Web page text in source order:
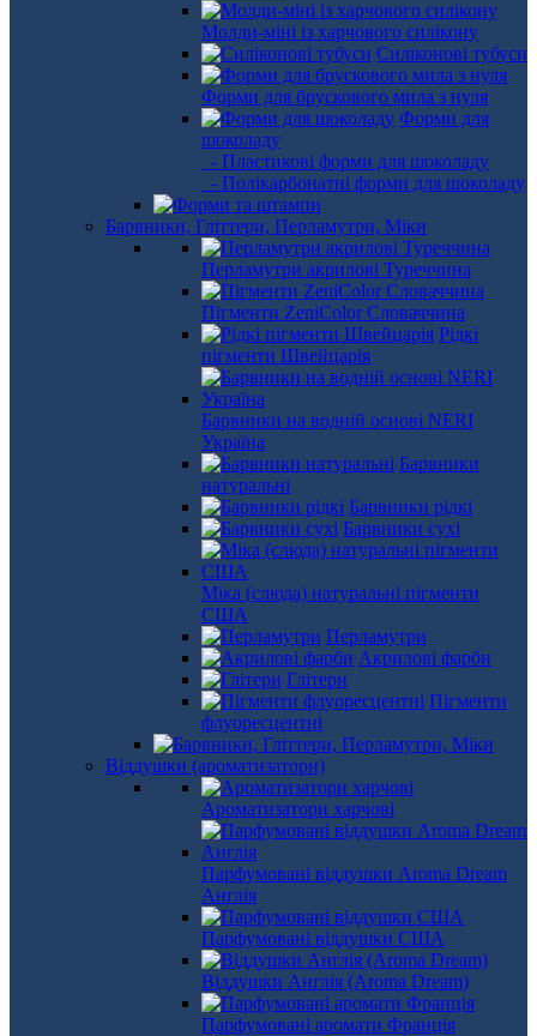
Молди-міні із харчового силікону
Силіконові тубуси
Форми для брускового мила з нуля
Форми для
шоколаду
- Пластикові форми для шоколаду
- Полікарбонатні форми для шоколаду
Барвники, Гліттери, Перламутри, Міки
Перламутри акрилові Туреччина
Пігменти ZeniColor Словаччина
Рідкі
пігменти Швейцарія
Барвники на водній основі NERI
Україна
Барвники
натуральні
Барвники рідкі
Барвники сухі
Міка (слюда) натуральні пігменти
США
Перламутри
Акрилові фарби
Глітери
Пігменти
флуоресцентні
Віддушки (ароматизатори)
Ароматизатори харчові
Парфумовані віддушки Aroma Dream
Англія
Парфумовані віддушки США
Віддушки Англія (Aroma Dream)
Парфумовані аромати Франція